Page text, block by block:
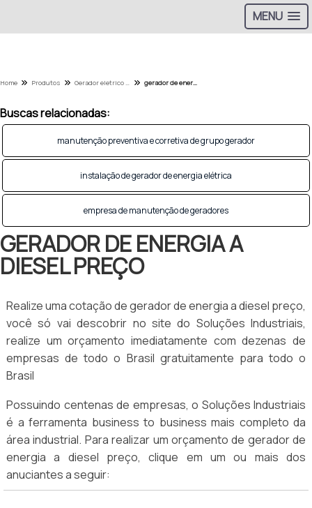
MENU
Home Produtos Gerador eletrico - Categoria gerador de energia a diesel preço
Buscas relacionadas:
manutenção preventiva e corretiva de grupo gerador
instalação de gerador de energia elétrica
empresa de manutenção de geradores
GERADOR DE ENERGIA A
DIESEL PREÇO
Realize uma cotação de gerador de energia a diesel preço,
você só vai descobrir no site do Soluções Industriais,
realize um orçamento imediatamente com dezenas de
empresas de todo o Brasil gratuitamente para todo o
Brasil
Possuindo centenas de empresas, o Soluções Industriais
é a ferramenta business to business mais completo da
área industrial. Para realizar um orçamento de gerador de
energia a diesel preço, clique em um ou mais dos
anuciantes a seguir: